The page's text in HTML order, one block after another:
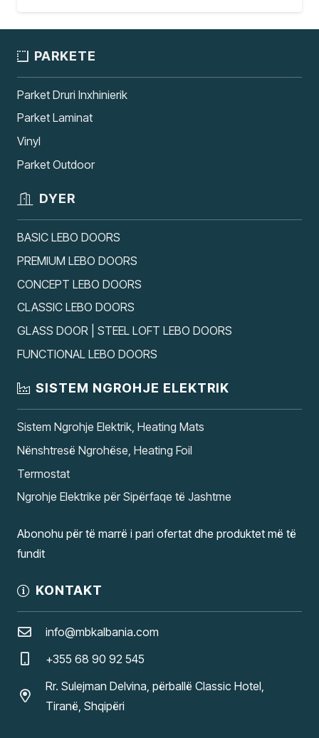
PARKETE
Parket Druri Inxhinierik
Parket Laminat
Vinyl
Parket Outdoor
DYER
BASIC LEBO DOORS
PREMIUM LEBO DOORS
CONCEPT LEBO DOORS
CLASSIC LEBO DOORS
GLASS DOOR | STEEL LOFT LEBO DOORS
FUNCTIONAL LEBO DOORS
SISTEM NGROHJE ELEKTRIK
Sistem Ngrohje Elektrik, Heating Mats
Nënshtresë Ngrohëse, Heating Foil
Termostat
Ngrohje Elektrike për Sipërfaqe të Jashtme
Abonohu për të marrë i pari ofertat dhe produktet më të
fundit
KONTAKT
info@mbkalbania.com
+355 68 90 92 545
Rr. Sulejman Delvina, përballë Classic Hotel,
Tiranë, Shqipëri